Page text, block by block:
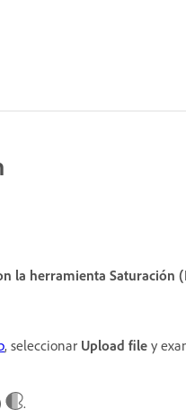
la herramienta Saturación
, seleccionar Upload file y
.